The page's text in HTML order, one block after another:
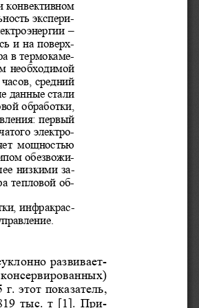
конвективном
экспери-
–
и  на  поверх-
в термокаме-
необходимой
средний
данные стали
обработки,
первый
электро-
мощностью
обезвожи-
низкими  за-
тепловой  об-
инфракрас-
развивает-
консервированных)
этот показатель,
тыс.  т  [1].  При-